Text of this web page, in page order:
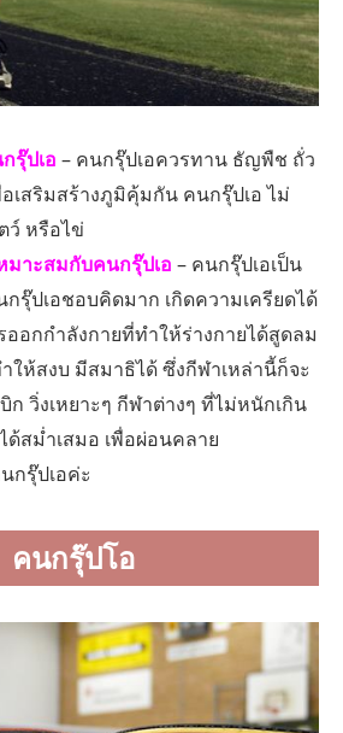
รุ๊ปเอ – คนกรุ๊ปเอควรทาน ธัญพืช ถั่ว
เสริมสร้างภูมิคุ้มกัน คนกรุ๊ปเอ ไม่
ว์ หรือไข่
มาะสมกับคนกรุ๊ปเอ – คนกรุ๊ปเอเป็น
รุ๊ปเอชอบคิดมาก เกิดความเครียดได้
ออกกำลังกายที่ทำให้ร่างกายได้สูดลม
ให้สงบ มีสมาธิได้ ซึ่งกีฬาเหล่านี้ก็จะ
ก วิ่งเหยาะๆ กีฬาต่างๆ ที่ไม่หนักเกิน
ด้สม่ำเสมอ เพื่อผ่อนคลาย
กรุ๊ปเอค่ะ
คนกรุ๊ปโอ